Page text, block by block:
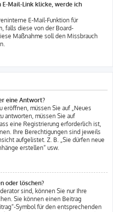
E-Mail-Link klicke, werde ich
E-Mail-Funktion für
falls diese von der Board-
Maßnahme soll den Missbrauch
eine Antwort?
eröffnen, müssen Sie auf „Neues
antworten, müssen Sie auf
eine Registrierung erforderlich ist,
Ihre Berechtigungen sind jeweils
aufgelistet. Z. B. „Sie dürfen neue
erstellen“ usw.
oder löschen?
sind, können Sie nur Ihre
Sie können einen Beitrag
Symbol für den entsprechenden